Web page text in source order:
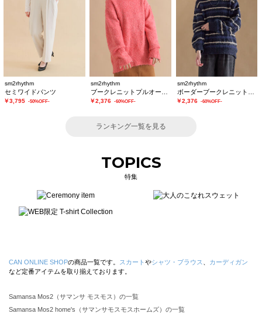
sm2rhythm
セミワイドパンツ
￥3,795 -50%OFF-
sm2rhythm
￥2,376 -60%OFF-
sm2rhythm
￥2,376 -60%OFF-
ランキング一覧を見る
TOPICS
特集
CAN ONLINE SHOPの商品一覧です。 スカート やシャツ・ブラウス
カーディガン
など定番アイテムを取り揃えております。
Samansa Mos2（サマンサ モスモス）の一覧
Samansa Mos2 home's（サマンサモスモスホームズ）の一覧